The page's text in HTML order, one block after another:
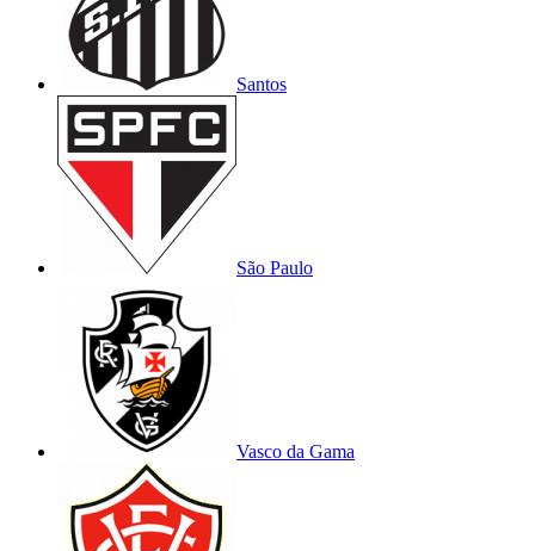
Santos
São Paulo
Vasco da Gama